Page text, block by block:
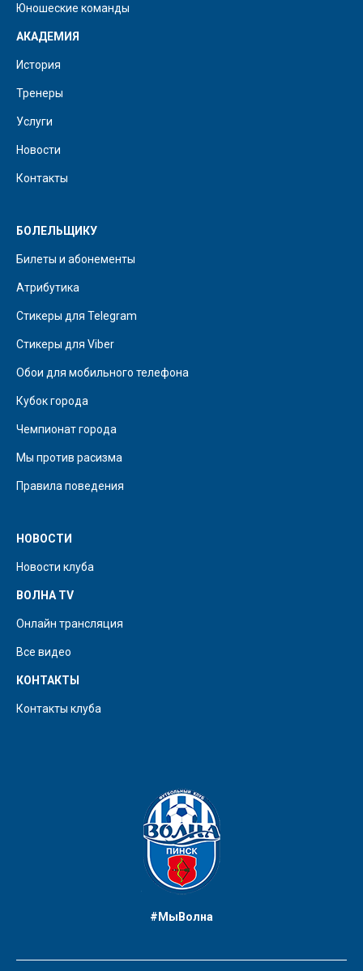
Юношеские команды
АКАДЕМИЯ
История
Тренеры
Услуги
Новости
Контакты
БОЛЕЛЬЩИКУ
Билеты и абонементы
Атрибутика
Стикеры для Telegram
Стикеры для Viber
Обои для мобильного телефона
Кубок города
Чемпионат города
Мы против расизма
Правила поведения
НОВОСТИ
Новости клуба
ВОЛНА TV
Онлайн трансляция
Все видео
КОНТАКТЫ
Контакты клуба
#МыВолна